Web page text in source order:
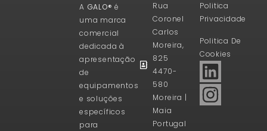
A GALO® é
uma marca
comercial
dedicada à
apresentação
de
equipamentos
e soluções
específicos
para
Rua
Coronel
Carlos
Moreira,
825
4470-
580
Moreira |
Maia
Portugal
Politica
Privacidade
Politica De
Cookies